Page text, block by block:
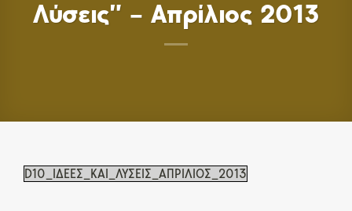
Λύσεις” – Απρίλιος 2013
D10_ΙΔΕΕΣ_ΚΑΙ_ΛΥΣΕΙΣ_ΑΠΡΙΛΙΟΣ_2013